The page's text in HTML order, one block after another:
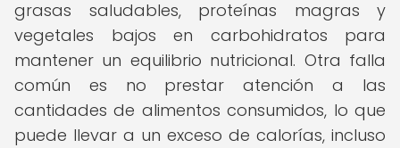
grasas saludables, proteínas magras y
vegetales bajos en carbohidratos para
mantener un equilibrio nutricional. Otra falla
común es no prestar atención a las
cantidades de alimentos consumidos, lo que
puede llevar a un exceso de calorías, incluso